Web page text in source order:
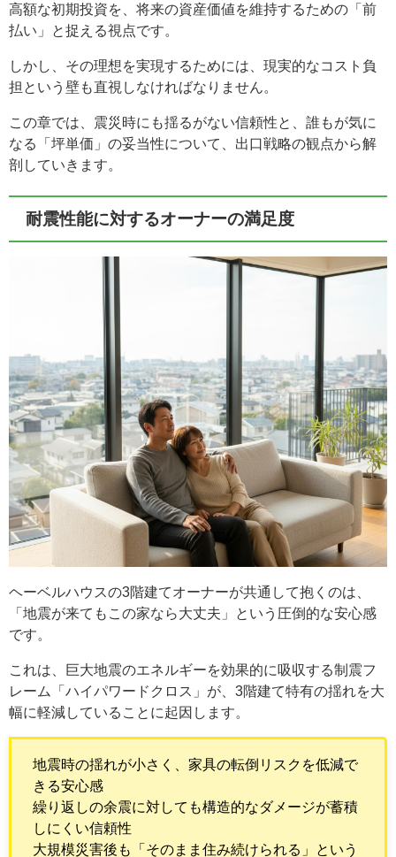
高額な初期投資を、将来の資産価値を維持するための「前
払い」と捉える視点です。
しかし、その理想を実現するためには、現実的なコスト負
担という壁も直視しなければなりません。
この章では、震災時にも揺るがない信頼性と、誰もが気に
なる「坪単価」の妥当性について、出口戦略の観点から解
剖していきます。
耐震性能に対するオーナーの満足度
ヘーベルハウスの3階建てオーナーが共通して抱くのは、
「地震が来てもこの家なら大丈夫」という圧倒的な安心感
です。
これは、巨大地震のエネルギーを効果的に吸収する制震フ
レーム「ハイパワードクロス」が、3階建て特有の揺れを大
幅に軽減していることに起因します。
地震時の揺れが小さく、家具の転倒リスクを低減で
きる安心感
繰り返しの余震に対しても構造的なダメージが蓄積
しにくい信頼性
大規模災害後も「そのまま住み続けられる」という